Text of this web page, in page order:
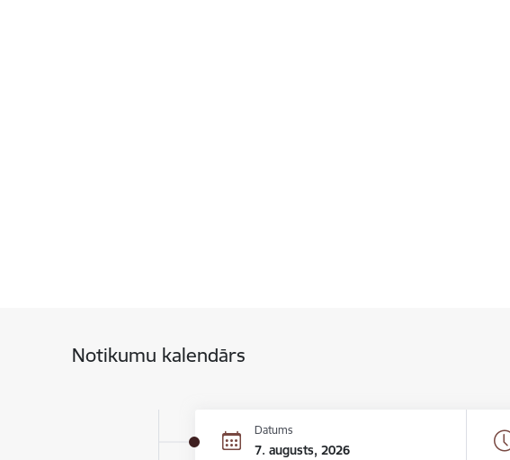
Notikumu kalendārs
Datums
7. augusts, 2026